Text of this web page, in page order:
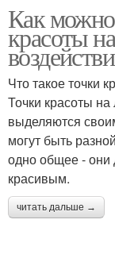
Как
красоты
Что такое точки
Точки красоты на
выделяются
могут быть
одно общее - они
красивым.
читать дальше →